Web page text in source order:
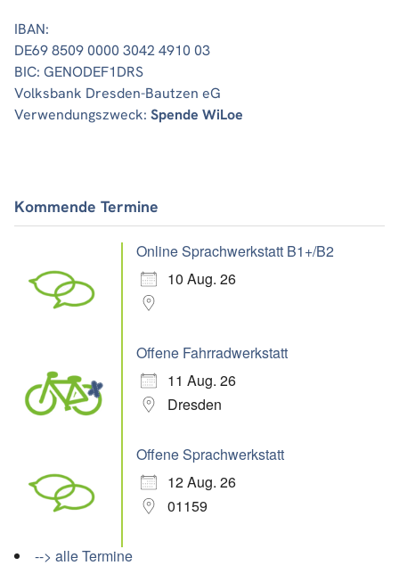
IBAN:
DE69 8509 0000 3042 4910 03
BIC: GENODEF1DRS
Volksbank Dresden-Bautzen eG
Verwendungszweck: Spende WiLoe
Kommende Termine
Online Sprachwerkstatt B1+/B2
10 Aug. 26
Offene Fahrradwerkstatt
11 Aug. 26
Dresden
Offene Sprachwerkstatt
12 Aug. 26
01159
--> alle Termine